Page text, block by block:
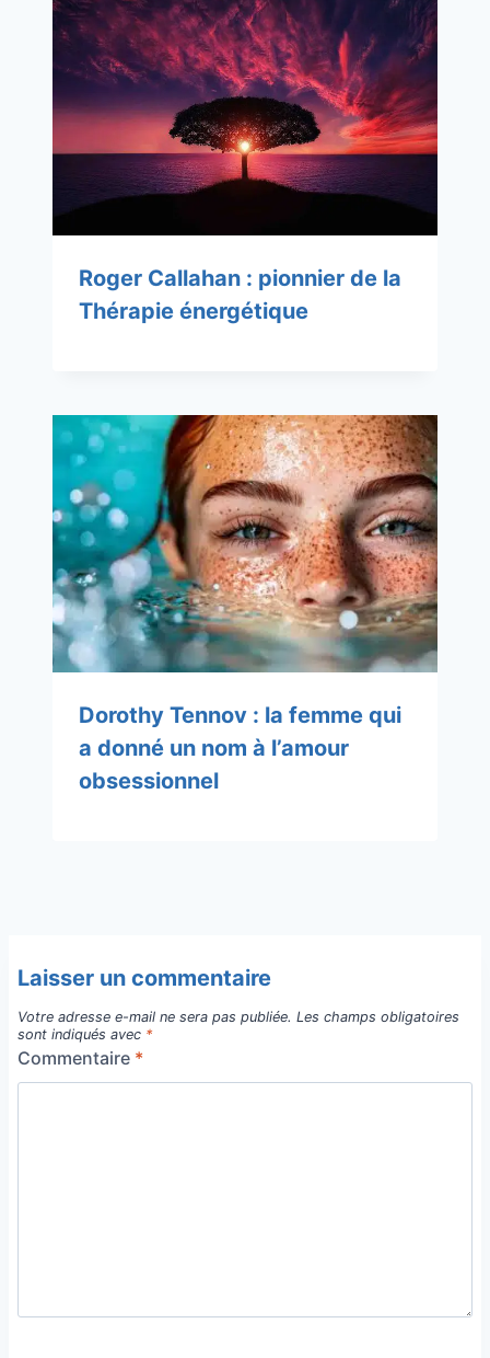
Roger Callahan : pionnier de la
Thérapie énergétique
Dorothy Tennov : la femme qui
a donné un nom à l’amour
obsessionnel
Laisser un commentaire
Votre adresse e-mail ne sera pas publiée. Les champs obligatoires
sont indiqués avec *
Commentaire *